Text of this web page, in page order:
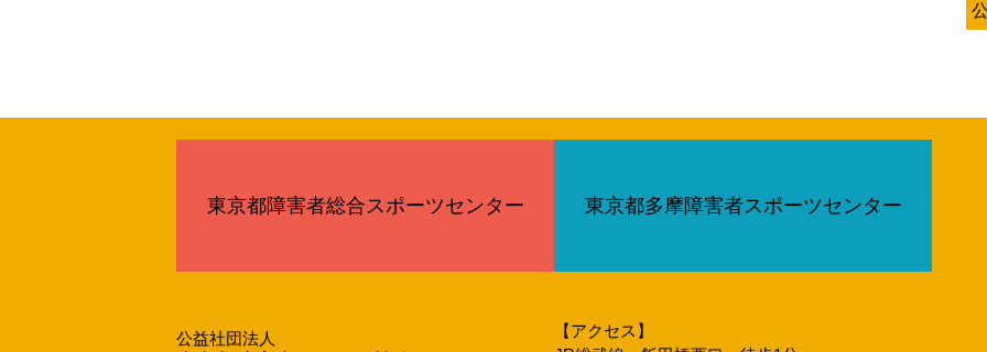
東京都障害者総合スポーツセンター 東京都多摩障害者スポーツセンター
公益社団法人
【アクセス】